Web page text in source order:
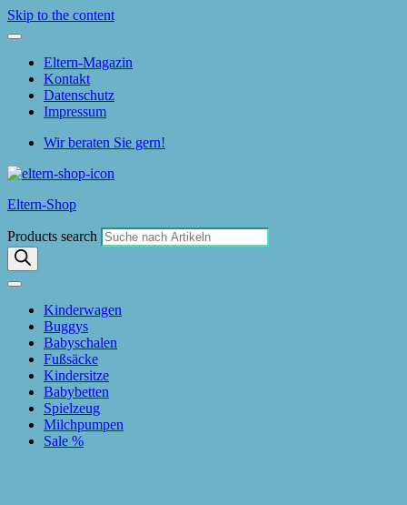
Skip to the content
Eltern-Magazin
Kontakt
Datenschutz
Impressum
Wir beraten Sie gern!
Eltern-Shop
Products search
Kinderwagen
Buggys
Babyschalen
Fußsäcke
Kindersitze
Babybetten
Spielzeug
Milchpumpen
Sale %